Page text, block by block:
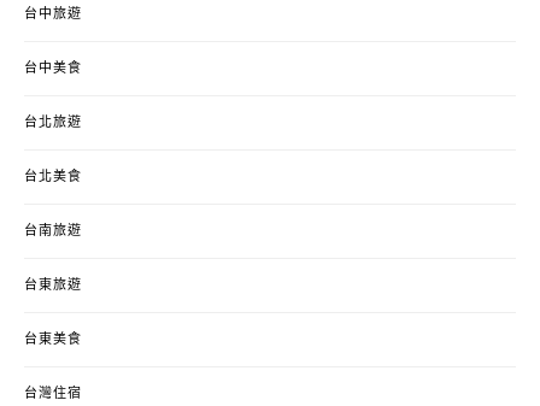
台中旅遊
台中美食
台北旅遊
台北美食
台南旅遊
台東旅遊
台東美食
台灣住宿